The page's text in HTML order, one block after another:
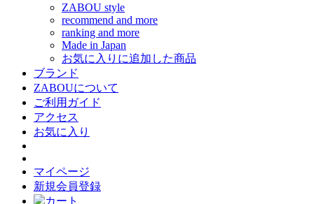
ZABOU style
recommend and more
ranking and more
Made in Japan
お気に入りに追加した商品
ブランド
ZABOUについて
ご利用ガイド
アクセス
お気に入り
マイページ
新規会員登録